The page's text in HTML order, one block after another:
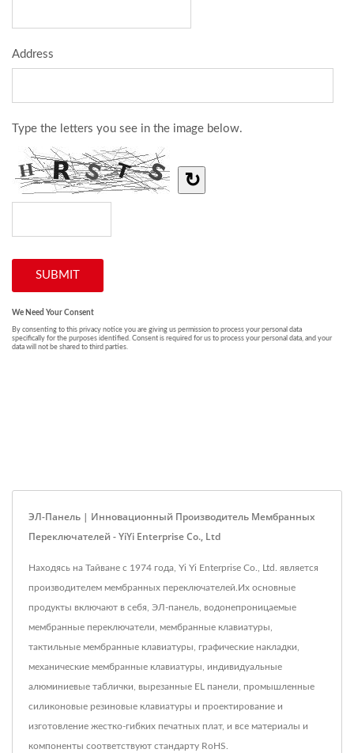
ЭЛ-Панель | Инновационный Производитель Мембранных
Переключателей - YiYi Enterprise Co., Ltd
Находясь на Тайване с 1974 года, Yi Yi Enterprise Co., Ltd. является
производителем мембранных переключателей.Их основные
продукты включают в себя, ЭЛ-панель, водонепроницаемые
мембранные переключатели, мембранные клавиатуры,
тактильные мембранные клавиатуры, графические накладки,
механические мембранные клавиатуры, индивидуальные
алюминиевые таблички, вырезанные EL панели, промышленные
силиконовые резиновые клавиатуры и проектирование и
изготовление жестко-гибких печатных плат, и все материалы и
компоненты соответствуют стандарту RoHS.